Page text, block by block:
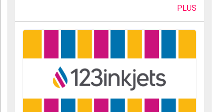
PLUS